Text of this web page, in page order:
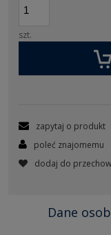
szt.
zapytaj o produkt
poleć znajomemu
dodaj do
Dane